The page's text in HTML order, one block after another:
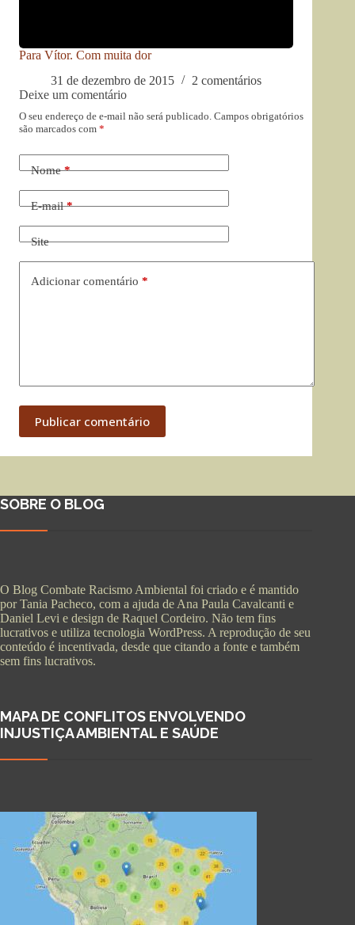
Para Vítor. Com muita dor
31 de dezembro de 2015
2 comentários
Deixe um comentário
O seu endereço de e-mail não será publicado. Campos obrigatórios
são marcados com *
Nome*
E-mail*
Site
Adicionar comentário *
Publicar comentário
SOBRE O BLOG
O Blog Combate Racismo Ambiental foi criado e é mantido
por Tania Pacheco, com a ajuda de Ana Paula Cavalcanti e
Daniel Levi e design de Raquel Cordeiro. Não tem fins
lucrativos e utiliza tecnologia WordPress. A reprodução de seu
conteúdo é incentivada, desde que citando a fonte e também
sem fins lucrativos.
MAPA DE CONFLITOS ENVOLVENDO
INJUSTIÇA AMBIENTAL E SAÚDE